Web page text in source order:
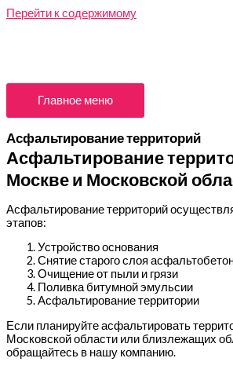
Перейти к содержимому
Главное меню
Асфальтирование территорий
Асфальтирование
Москве и Московской
Асфальтирование территорий
этапов:
Устройство основания
Снятие старого слоя
Очищение от пыли и грязи
Поливка битумной эмульсии
Асфальтирование территории
Если планируйте асфальтировать
Московской области или близлежащих
обращайтесь в нашу компанию.